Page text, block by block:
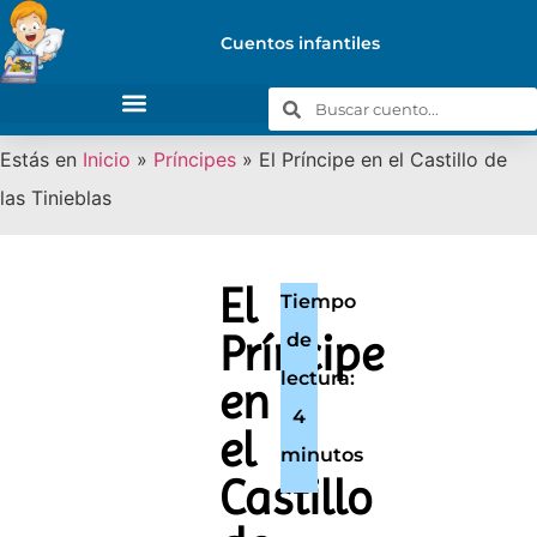
Cuentos infantiles
Estás en Inicio » Príncipes » El Príncipe en el Castillo de
las Tinieblas
El
Príncipe
en
el
Castillo
Tiempo
de
lectura:
4
minutos